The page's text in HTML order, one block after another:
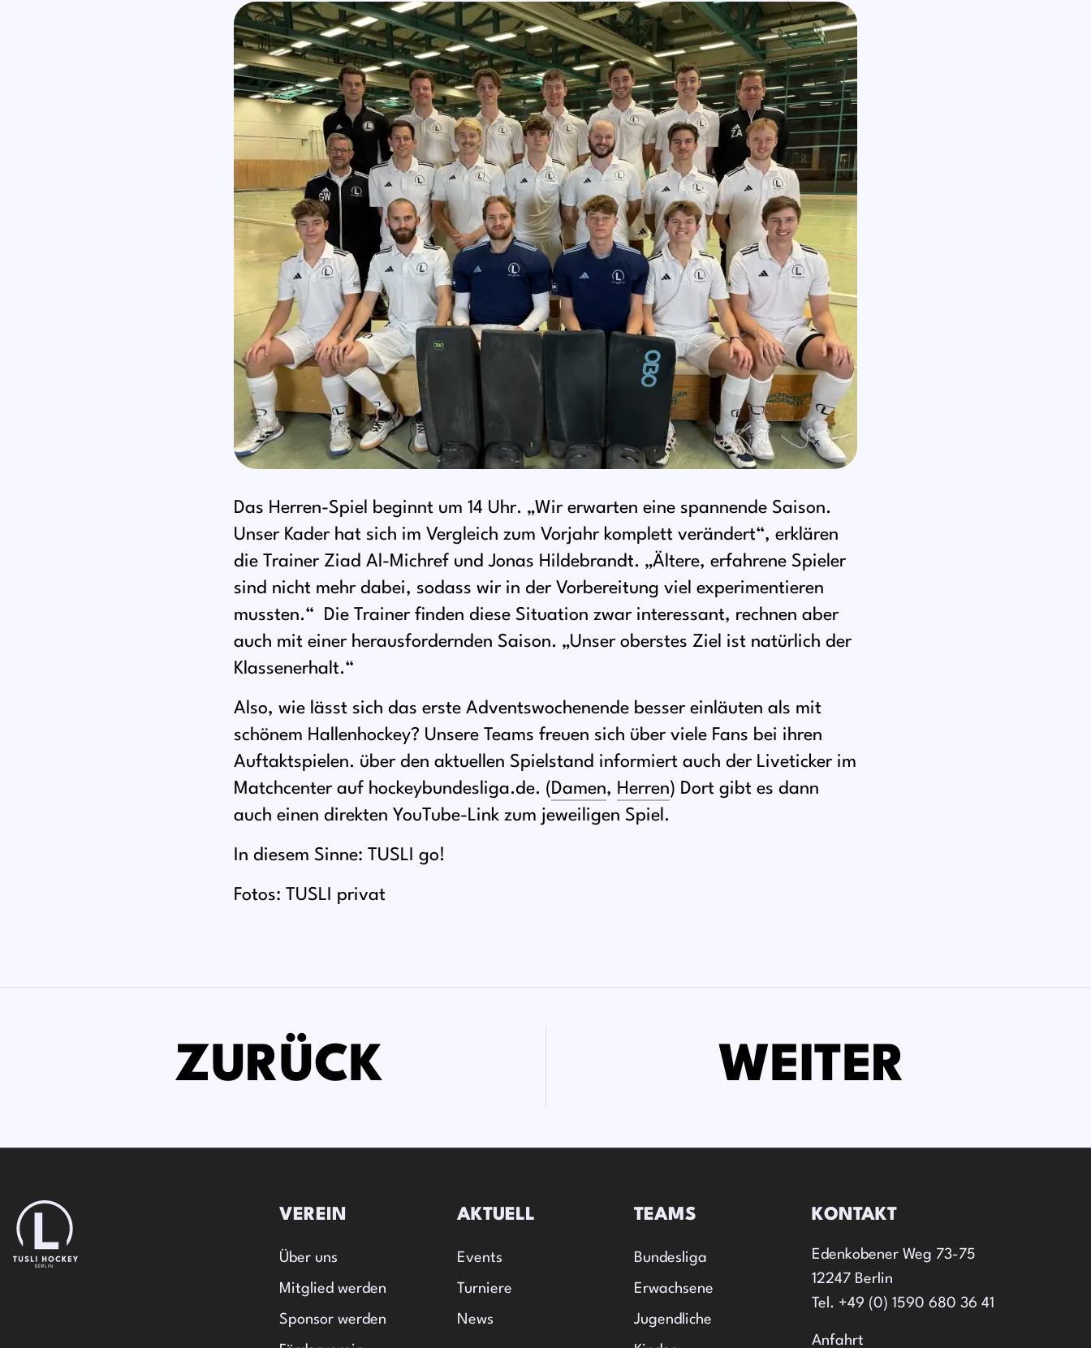
Das Herren-Spiel beginnt um 14 Uhr. „Wir erwarten eine spannende Saison.
Unser Kader hat sich im Vergleich zum Vorjahr komplett verändert“, erklären
die Trainer Ziad Al-Michref und Jonas Hildebrandt. „Ältere, erfahrene Spieler
sind nicht mehr dabei, sodass wir in der Vorbereitung viel experimentieren
mussten.“ Die Trainer finden diese Situation zwar interessant, rechnen aber
auch mit einer herausfordernden Saison. „Unser oberstes Ziel ist natürlich der
Klassenerhalt.“
Also, wie lässt sich das erste Adventswochenende besser einläuten als mit
schönem Hallenhockey? Unsere Teams freuen sich über viele Fans bei ihren
Auftaktspielen. über den aktuellen Spielstand informiert auch der Liveticker im
Matchcenter auf hockeybundesliga.de. ( Damen, Herren) Dort gibt es dann
auch einen direkten YouTube-Link zum jeweiligen Spiel.
In diesem Sinne: TUSLI go!
Fotos: TUSLI privat
ZURÜCK WEITER
VEREIN
Über uns
Mitglied werden
Sponsor werden
AKTUELL
Events
Turniere
News
TEAMS
Bundesliga
Erwachsene
Jugendliche
KONTAKT
Edenkobener Weg 73-75
12247 Berlin
Tel. +49 (0) 1590 680 36 41
Anfahrt